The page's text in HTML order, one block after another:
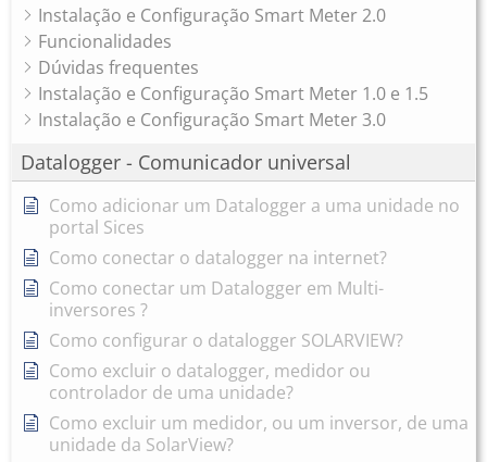
Instalação e Configuração Smart Meter 2.0
Funcionalidades
Dúvidas frequentes
Instalação e Configuração Smart Meter 1.0 e 1.5
Instalação e Configuração Smart Meter 3.0
Datalogger - Comunicador universal
Como adicionar um Datalogger a uma unidade no
portal Sices
Como conectar o datalogger na internet?
Como conectar um Datalogger em Multi-
inversores ?
Como configurar o datalogger SOLARVIEW?
Como excluir o datalogger, medidor ou
controlador de uma unidade?
Como excluir um medidor, ou um inversor, de uma
unidade da SolarView?